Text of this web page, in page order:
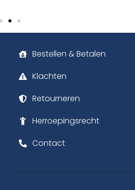
Bestellen & Betalen
Klachten
Retourneren
Herroepingsrecht
Contact